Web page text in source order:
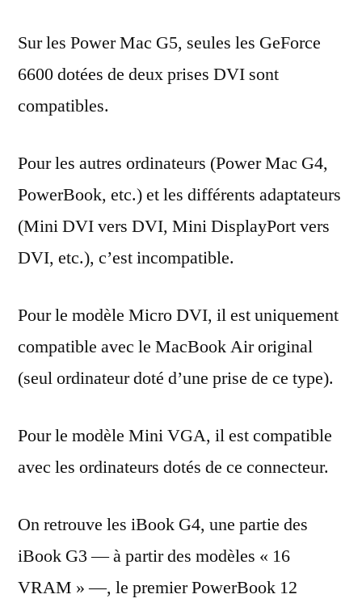
Sur les Power Mac G5, seules les GeForce
6600 dotées de deux prises DVI sont
compatibles.
Pour les autres ordinateurs (Power Mac G4,
PowerBook, etc.) et les différents adaptateurs
(Mini DVI vers DVI, Mini DisplayPort vers
DVI, etc.), c’est incompatible.
Pour le modèle Micro DVI, il est uniquement
compatible avec le MacBook Air original
(seul ordinateur doté d’une prise de ce type).
Pour le modèle Mini VGA, il est compatible
avec les ordinateurs dotés de ce connecteur.
On retrouve les iBook G4, une partie des
iBook G3 — à partir des modèles « 16
VRAM » —, le premier PowerBook 12